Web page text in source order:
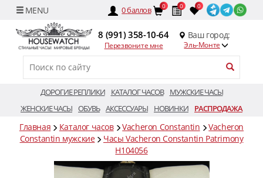
0баллов 0 0 0
8 (991) 358-10-64
Перезвоните мне
Ваш город:
Эль-Монте
ДОРОГИЕ РЕПЛИКИ КАТАЛОГ ЧАСОВ
МУЖСКИЕ ЧАСЫ
ЖЕНСКИЕ ЧАСЫ ОБУВЬ АКСЕССУАРЫ НОВИНКИ РАСПРОДАЖА
Главная Каталог часов Vacheron Constantin
Vacheron
Constantin мужские
Часы Vacheron Constantin Patrimony
H104056